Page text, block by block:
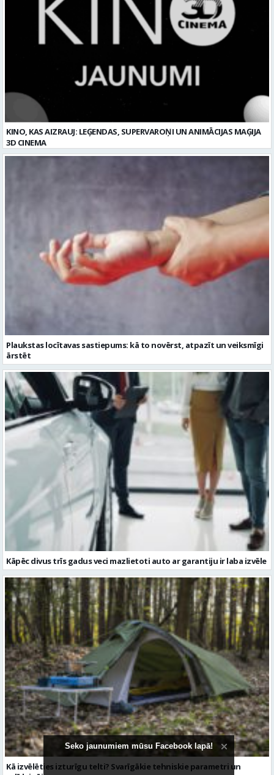
Plaukstas locītavas sastiepums: kā to novērst, atpazīt un veiksmīgi
Kāpēc divus trīs gadus veci mazlietoti auto ar garantiju ir laba izvēle
Kā izvēlēties izturīgu telti? Svarīgākie tehniskie parametri un
salīdzinājums
Seko jaunumiem mūsu Facebook lapā!